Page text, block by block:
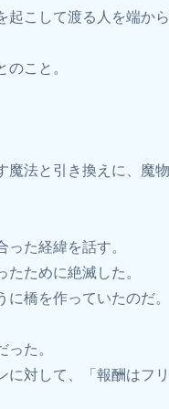
起こして渡る人を端か
こと。
法と引き換えに、魔
た経緯を話す。
ために絶滅した。
橋を作っていたのだ。
た。
に対して、「報酬はフ